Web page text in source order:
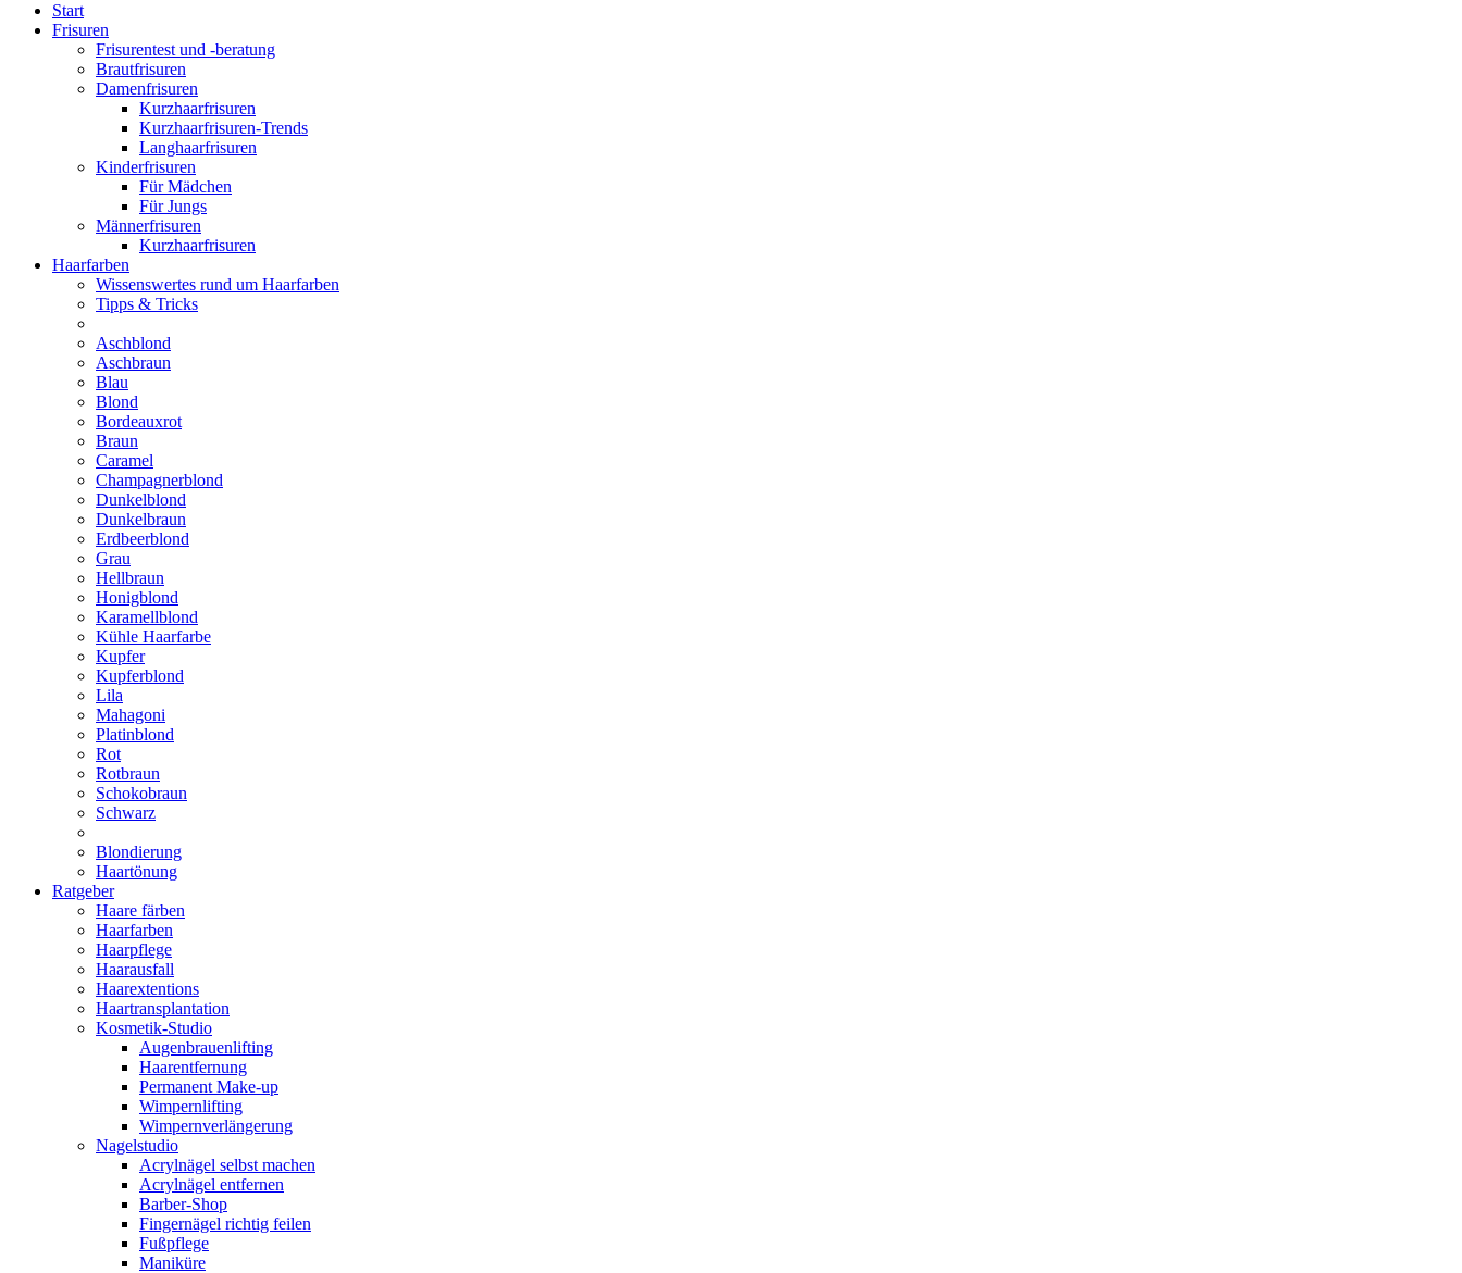
Start
Frisuren
Frisurentest und -beratung
Brautfrisuren
Damenfrisuren
Kurzhaarfrisuren
Kurzhaarfrisuren-Trends
Langhaarfrisuren
Kinderfrisuren
Für Mädchen
Für Jungs
Männerfrisuren
Kurzhaarfrisuren
Haarfarben
Wissenswertes rund um Haarfarben
Tipps & Tricks
Aschblond
Aschbraun
Blau
Blond
Bordeauxrot
Braun
Caramel
Champagnerblond
Dunkelblond
Dunkelbraun
Erdbeerblond
Grau
Hellbraun
Honigblond
Karamellblond
Kühle Haarfarbe
Kupfer
Kupferblond
Lila
Mahagoni
Platinblond
Rot
Rotbraun
Schokobraun
Schwarz
Blondierung
Haartönung
Ratgeber
Haare färben
Haarfarben
Haarpflege
Haarausfall
Haarextentions
Haartransplantation
Kosmetik-Studio
Augenbrauenlifting
Haarentfernung
Permanent Make-up
Wimpernlifting
Wimpernverlängerung
Nagelstudio
Acrylnägel selbst machen
Acrylnägel entfernen
Barber-Shop
Fingernägel richtig feilen
Fußpflege
Maniküre